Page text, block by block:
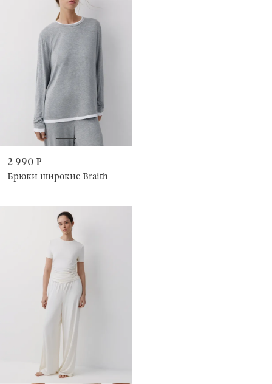
2 990 ₽
Брюки широкие Braith